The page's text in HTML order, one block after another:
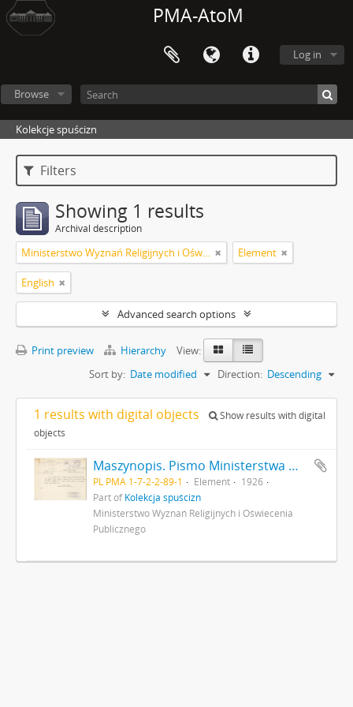
PMA-AtoM
Log in
Browse
Kolekcje spuścizn
Filters
Showing 1 results
Archival description
Ministerstwo Wyznań Religijnych i Oświecenia Publicznego Element
English
Advanced search options
Print preview Hierarchy
View:
Sort by: Date modified Direction: Descending
1 results with digital objects
Show results with digital
objects
Maszynopis. Pismo Ministerstwa Wyznań Religijnych i Oświecenia Publicznego do Państwowego Grona Konserwatorów Zabytków Przedhistorycznych nr IVN9979/26 z dnia 22 września 1926 r. odsyłające do wiadomości Grona list konserwatora L. Sawickiego z dn. 3 września 1926 r. opisujący rezultaty badań archeologicznych w Gródku pow. Równe s. 1: strona z pieczątką Działu Dokumentacji PMA
PL PMA 1-7-2-2-89-1 Element
1926
Part ofKolekcja spuścizn
Ministerstwo Wyznań Religijnych i Oświecenia
Publicznego